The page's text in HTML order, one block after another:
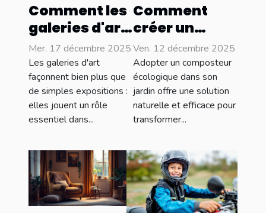
Comment les
galeries d'art
influencent-
elles les
tendances
culturelles ?
Mer. 17 décembre 2025
Les galeries d'art
façonnent bien plus que
de simples expositions :
elles jouent un rôle
essentiel dans...
Comment
créer un
composteur
écologique
pour votre
jardin ?
Ven. 12 décembre 2025
Adopter un composteur
écologique dans son
jardin offre une solution
naturelle et efficace pour
transformer...